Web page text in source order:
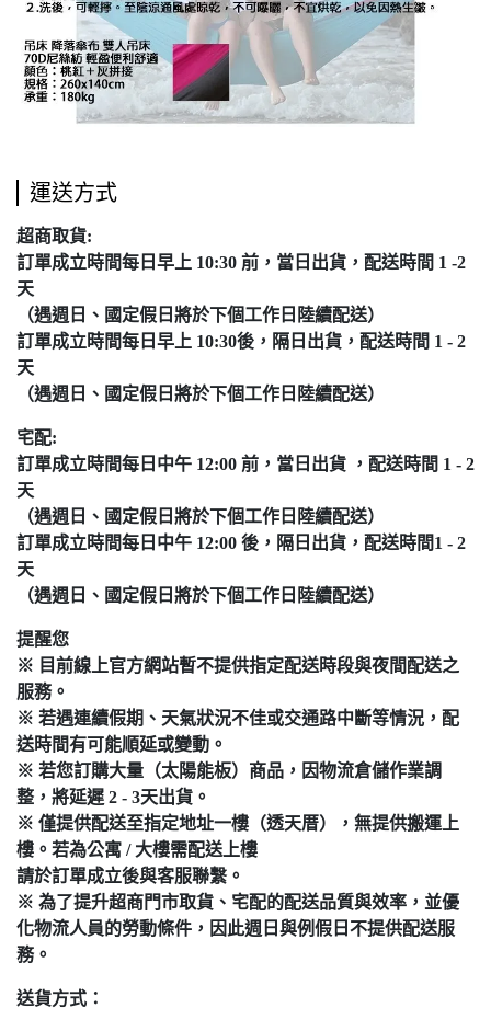
運送方式
超商取貨:
訂單成立時間每日早上 10:30 前，當日出貨，配送時間 1 -2
天
（遇週日、國定假日將於下個工作日陸續配送）
訂單成立時間每日早上 10:30後，隔日出貨，配送時間 1 - 2
天
（遇週日、國定假日將於下個工作日陸續配送）
宅配:
訂單成立時間每日中午 12:00 前，當日出貨 ，配送時間 1 - 2
天
（遇週日、國定假日將於下個工作日陸續配送）
訂單成立時間每日中午 12:00 後，隔日出貨，配送時間1 - 2
天
（遇週日、國定假日將於下個工作日陸續配送）
提醒您
※ 目前線上官方網站暫不提供指定配送時段與夜間配送之
服務。
※ 若遇連續假期、天氣狀況不佳或交通路中斷等情況，配
送時間有可能順延或變動。
※ 若您訂購大量（太陽能板）商品，因物流倉儲作業調
整，將延遲 2 - 3天出貨。
※ 僅提供配送至指定地址一樓（透天厝），無提供搬運上
樓。若為公寓 / 大樓需配送上樓
請於訂單成立後與客服聯繫。
※ 為了提升超商門市取貨、宅配的配送品質與效率，並優
化物流人員的勞動條件，因此週日與例假日不提供配送服
務。
送貨方式：